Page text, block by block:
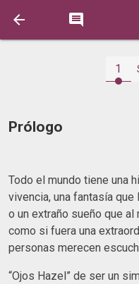
 
1
Prólogo
Todo el mundo tiene una
vivencia, una fantasía
o un extraño sueño que
como si fuera una
personas merecen
“Ojos Hazel” de ser un